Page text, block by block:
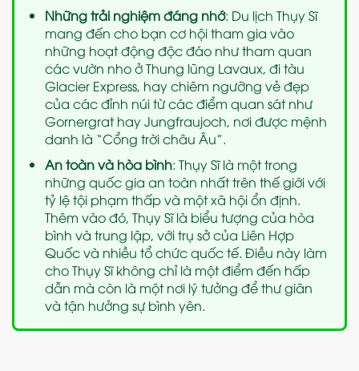
Những trải nghiệm đáng nhớ: Du lịch Thụy Sĩ
mang đến cho bạn cơ hội tham gia vào
những hoạt động độc đáo như tham quan
các vườn nho ở Thung lũng Lavaux, đi tàu
Glacier Express, hay chiêm ngưỡng vẻ đẹp
của các đỉnh núi từ các điểm quan sát như
Gornergrat hay Jungfraujoch, nơi được mệnh
danh là “Cổng trời châu Âu”.
An toàn và hòa bình: Thụy Sĩ là một trong
những quốc gia an toàn nhất trên thế giới với
tỷ lệ tội phạm thấp và một xã hội ổn định.
Thêm vào đó, Thụy Sĩ là biểu tượng của hòa
bình và trung lập, với trụ sở của Liên Hợp
Quốc và nhiều tổ chức quốc tế. Điều này làm
cho Thụy Sĩ không chỉ là một điểm đến hấp
dẫn mà còn là một nơi lý tưởng để thư giãn
và tận hưởng sự bình yên.